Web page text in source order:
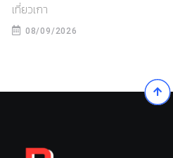
เที่ยวเกา
08/09/2026